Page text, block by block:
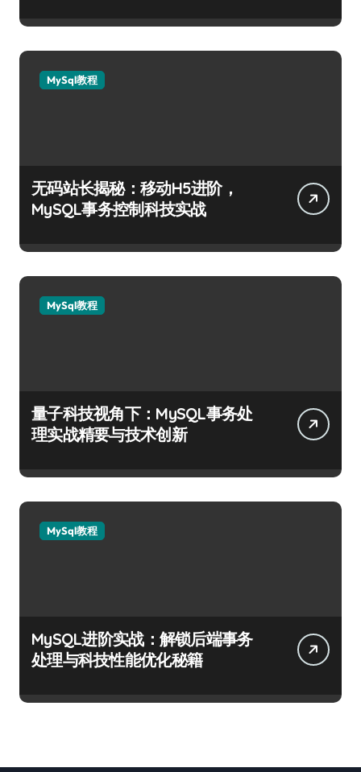
MySql教程
无码站长揭秘：移动H5进阶，
MySQL事务控制科技实战
MySql教程
量子科技视角下：MySQL事务处
理实战精要与技术创新
MySql教程
MySQL进阶实战：解锁后端事务
处理与科技性能优化秘籍